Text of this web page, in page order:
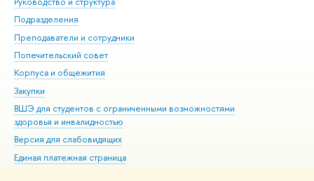
Подразделения
Преподаватели и сотрудники
Попечительский совет
Корпуса и общежития
Закупки
ВШЭ для студентов с ограниченными возможностями
здоровья и инвалидностью
Версия для слабовидящих
Единая платежная страница